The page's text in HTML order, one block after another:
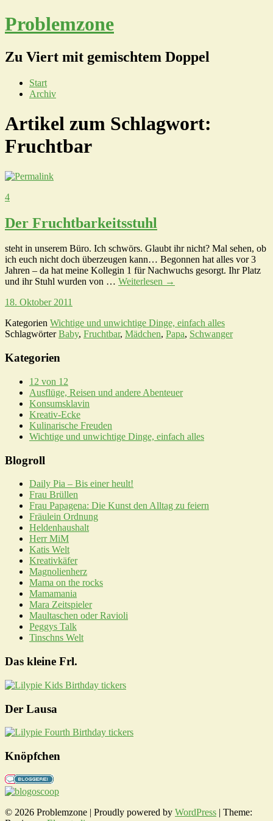
Problemzone
Zu Viert mit gemischtem Doppel
Start
Archiv
Artikel zum Schlagwort:
Fruchtbar
4
Der Fruchtbarkeitsstuhl
steht in unserem Büro. Ich schwörs. Glaubt ihr nicht? Mal sehen, ob
ich euch nicht doch überzeugen kann… Begonnen hat alles vor 3
Jahren – da hat meine Kollegin 1 für Nachwuchs gesorgt. Ihr Platz
und ihr Stuhl wurden von … Weiterlesen →
18. Oktober 2011
Kategorien Wichtige und unwichtige Dinge, einfach alles
SchlagwörterBaby, Fruchtbar, Mädchen, Papa, Schwanger
Kategorien
12 von 12
Ausflüge, Reisen und andere Abenteuer
Konsumsklavin
Kreativ-Ecke
Kulinarische Freuden
Wichtige und unwichtige Dinge, einfach alles
Blogroll
Daily Pia – Bis einer heult!
Frau Brüllen
Frau Papagena: Die Kunst den Alltag zu feiern
Fräulein Ordnung
Heldenhaushalt
Herr MiM
Katis Welt
Kreativkäfer
Magnolienherz
Mama on the rocks
Mamamania
Mara Zeitspieler
Maultaschen oder Ravioli
Peggys Talk
Tinschns Welt
Das kleine Frl.
Der Lausa
Knöpfchen
© 2026 Problemzone | Proudly powered by WordPress | Theme: